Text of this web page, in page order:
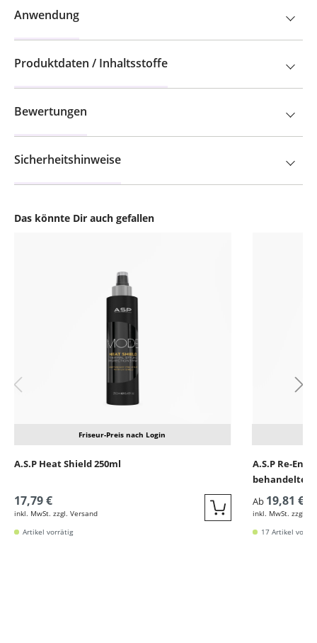
Das könnte Dir auch gefallen
Friseur-Preis nach Login
A.S.P Heat Shield 250ml
17,79 €
inkl. MwSt. zzgl. Versand Quickbuy
Artikel vorrätig
A.S.P Re-
behandeltes
Ab 19,81 €
inkl. MwSt. zzgl.
17 Artikel
Anwendung
Produktdaten / Inhaltsstoffe
Bewertungen
Sicherheitshinweise